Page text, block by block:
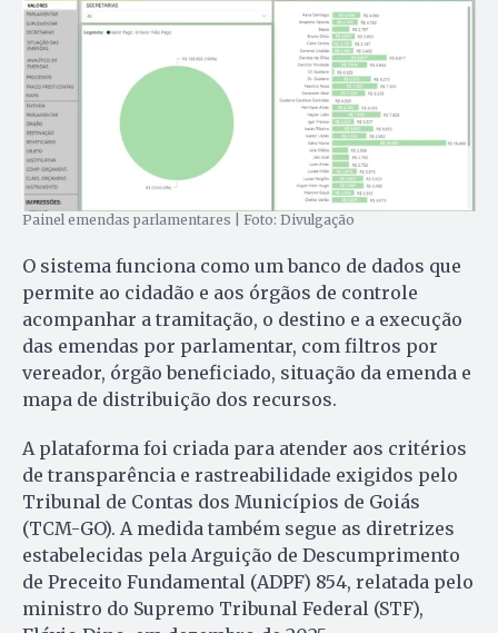
Painel emendas parlamentares | Foto: Divulgação
O sistema funciona como um banco de dados que
permite ao cidadão e aos órgãos de controle
acompanhar a tramitação, o destino e a execução
das emendas por parlamentar, com filtros por
vereador, órgão beneficiado, situação da emenda e
mapa de distribuição dos recursos.
A plataforma foi criada para atender aos critérios
de transparência e rastreabilidade exigidos pelo
Tribunal de Contas dos Municípios de Goiás
(TCM-GO). A medida também segue as diretrizes
estabelecidas pela Arguição de Descumprimento
de Preceito Fundamental (ADPF) 854, relatada pelo
ministro do Supremo Tribunal Federal (STF),